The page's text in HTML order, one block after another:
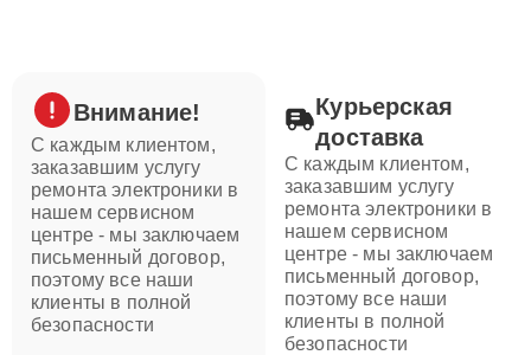
Внимание!
С каждым клиентом,
заказавшим услугу
ремонта электроники в
нашем сервисном
центре - мы заключаем
письменный договор,
поэтому все наши
клиенты в полной
безопасности
Курьерская
доставка
С каждым клиентом,
заказавшим услугу
ремонта электроники в
нашем сервисном
центре - мы заключаем
письменный договор,
поэтому все наши
клиенты в полной
безопасности